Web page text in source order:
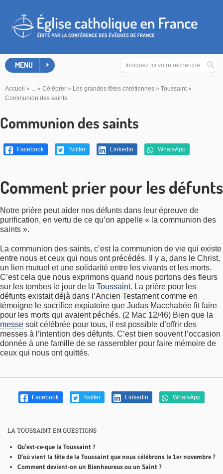
MENU
Accueil » ... » Célébrer » Les grandes fêtes chrétiennes » Toussaint»
Communion des saints
Communion des saints
Facebook Twitter Linkedin WhatsApp
Comment prier pour les défunts
Notre prière peut aider nos défunts dans leur épreuve de
purification, en vertu de ce qu’on appelle « la communion des
saints ».
La communion des saints, c’est la communion de vie qui existe
entre nous et ceux qui nous ont précédés. Il y a, dans le Christ,
un lien mutuel et une solidarité entre les vivants et les morts.
C’est cela que nous exprimons quand nous portons des fleurs
sur les tombes le jour de la Toussaint. La prière pour les
défunts existait déjà dans l’Ancien Testament comme en
témoigne le sacrifice expiatoire que Judas Macchabée fit faire
pour les morts qui avaient péchés. (2 Mac 12/46) Bien que la
messe soit célébrée pour tous, il est possible d’offrir des
messes à l’intention des défunts. C’est bien souvent l’occasion
donnée à une famille de se rassembler pour faire mémoire de
ceux qui nous ont quittés.
Facebook Twitter Linkedin WhatsApp
LA TOUSSAINT EN QUESTIONS
Qu’est-ce-que la Toussaint ?
D’où vient la fête de la Toussaint que nous célébrons le 1er novembre ?
Comment devient-on un Bienheureux ou un Saint ?